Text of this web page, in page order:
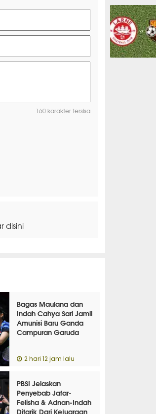
160 karakter tersisa
disini
Bagas Maulana dan
Indah Cahya Sari Jamil
Amunisi Baru Ganda
Campuran Garuda
2 hari 12 jam lalu
PBSI Jelaskan
Penyebab Jafar-
Felisha & Adnan-Indah
Ditarik Dari Kejuaraan
OLAHRAGA LAIN